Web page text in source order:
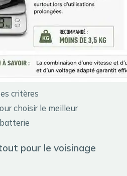
critères
choisir le meilleur
pour le voisinage